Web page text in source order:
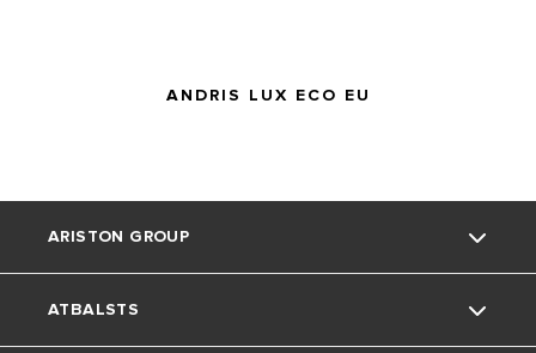
ANDRIS LUX ECO EU
ARISTON GROUP
Kas mēs esam
ATBALSTS